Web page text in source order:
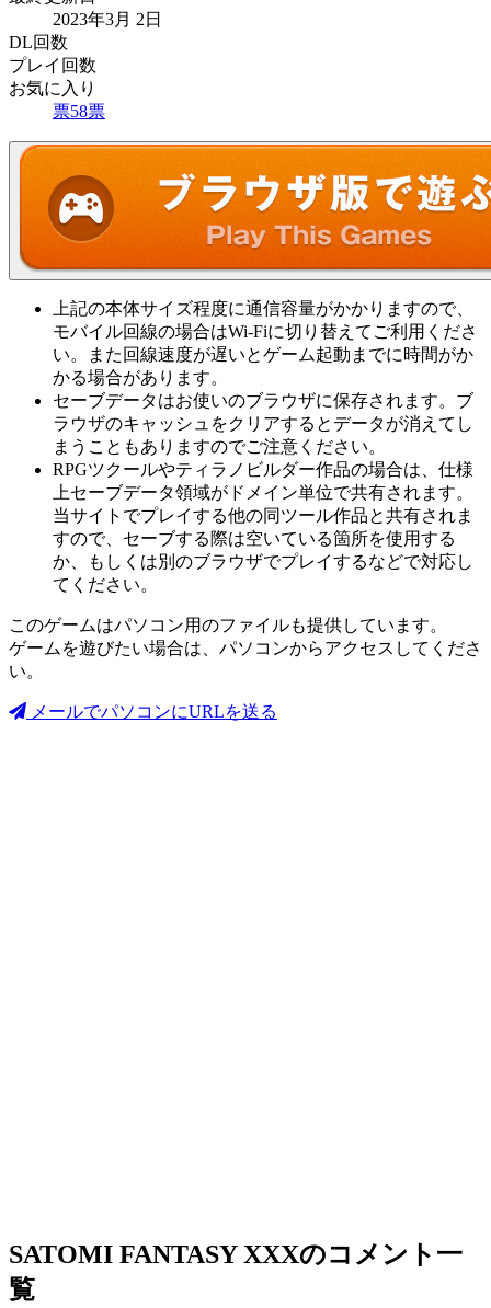
2023年3月 2日
DL回数
プレイ回数
お気に入り
票58票
上記の本体サイズ程度に通信容量がかかりますので、
モバイル回線の場合はWi-Fiに切り替えてご利用くださ
い。また回線速度が遅いとゲーム起動までに時間がか
かる場合があります。
セーブデータはお使いのブラウザに保存されます。ブ
ラウザのキャッシュをクリアするとデータが消えてし
まうこともありますのでご注意ください。
RPGツクールやティラノビルダー作品の場合は、仕様
上セーブデータ領域がドメイン単位で共有されます。
当サイトでプレイする他の同ツール作品と共有されま
すので、セーブする際は空いている箇所を使用する
か、もしくは別のブラウザでプレイするなどで対応し
てください。
このゲームはパソコン用のファイルも提供しています。
ゲームを遊びたい場合は、パソコンからアクセスしてくださ
い。
メールでパソコンにURLを送る
SATOMI FANTASY XXXのコメント一
覧